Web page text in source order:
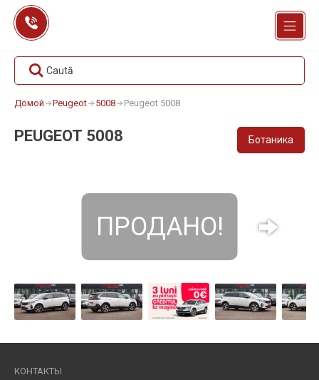
Перейти
содержанию
Caută
Домой Peugeot 5008 Peugeot 5008
PEUGEOT 5008 Ботаника
ПРОДАНО!
КОНТАКТЫ